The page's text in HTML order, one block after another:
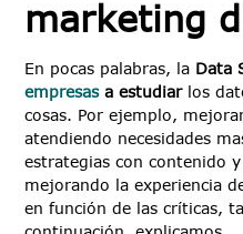
marketing
En pocas palabras, la Data
empresasa estudiarlos
cosas. Por ejemplo,
atendiendo necesidades
estrategias con contenido
mejorando la experiencia
en función de las críticas,